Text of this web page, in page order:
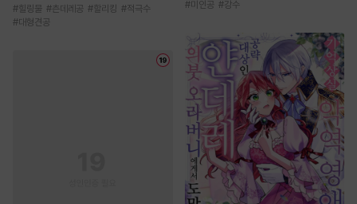
# 힐링물 #츤데레공 #할리킹 #적극수
#대형견공
#미인공 #강수